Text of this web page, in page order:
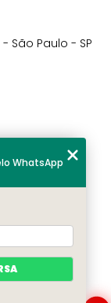
São Paulo - SP
WhatsApp